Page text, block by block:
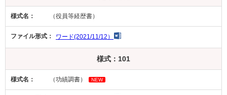
（役員等経歴書）
ワード(2021/11/12）
様式：101
（功績調書） NEW